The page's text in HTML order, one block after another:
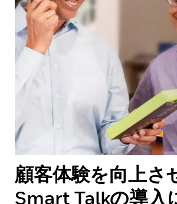
顧客体験を向上さ
Smart Talkの導入